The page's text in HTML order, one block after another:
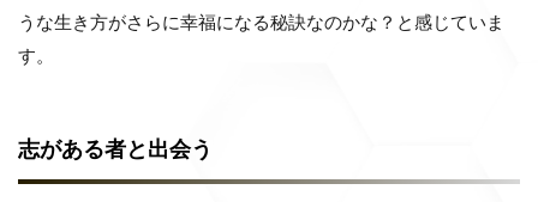
うな生き方がさらに幸福になる秘訣なのかな？と感じていま
す。
志がある者と出会う